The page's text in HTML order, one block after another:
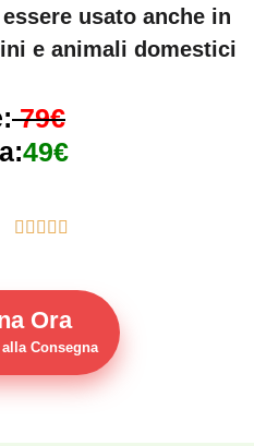
usato anche in
e animali domestici
79€
49€
Ora
Consegna